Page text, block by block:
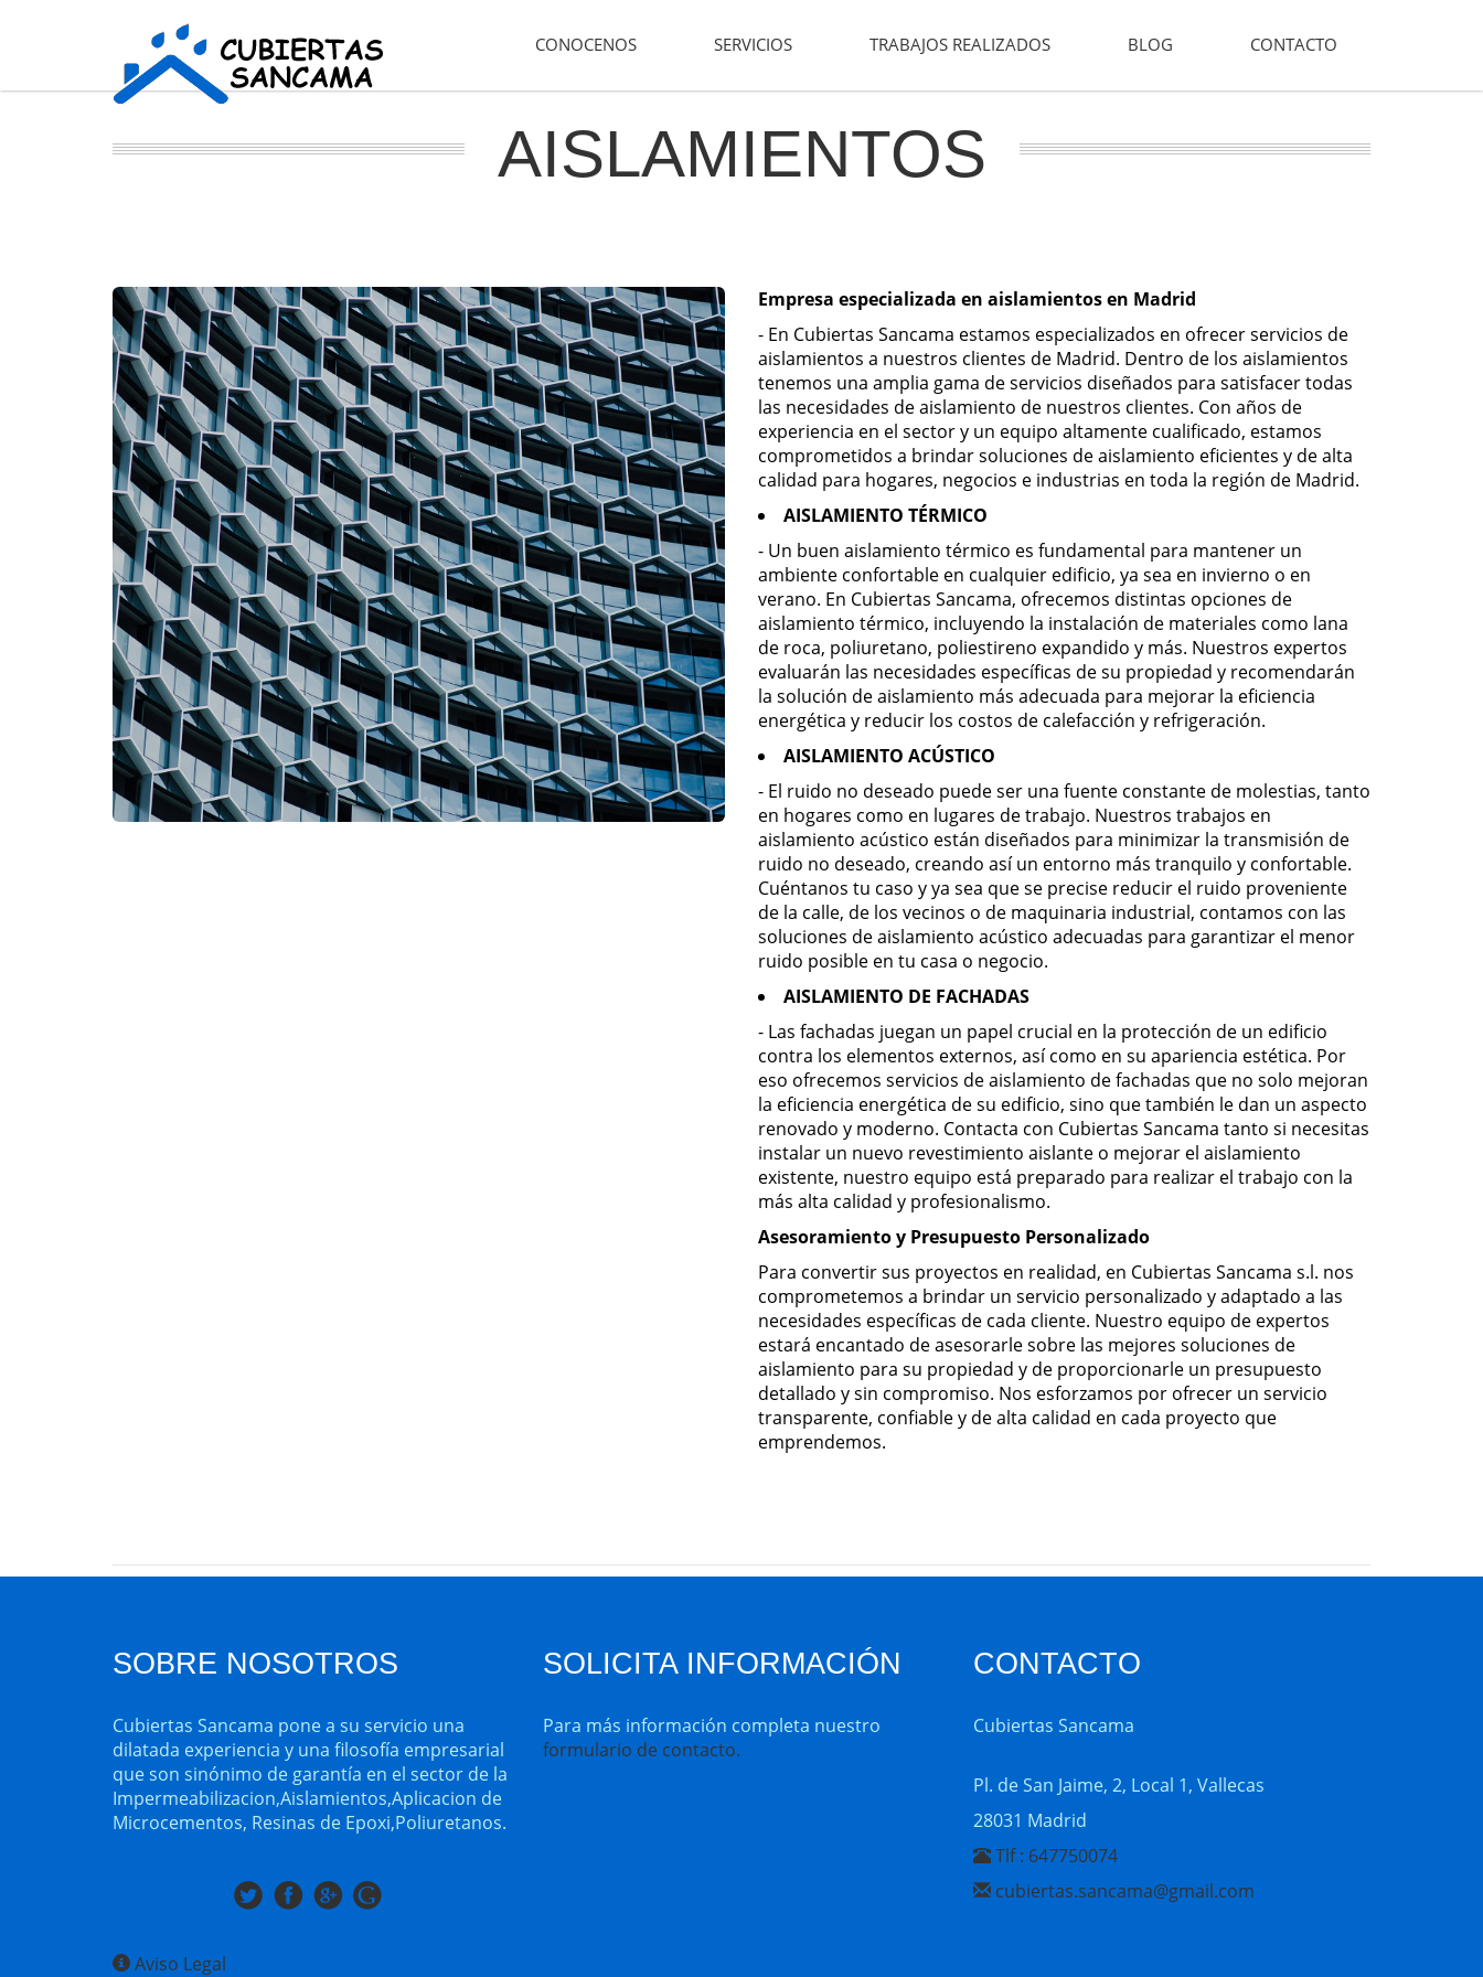
CONOCENOS SERVICIOS TRABAJOS REALIZADOS BLOG CONTACTO
AISLAMIENTOS
Empresa especializada en aislamientos en Madrid
- En Cubiertas Sancama estamos especializados en ofrecer servicios de
aislamientos a nuestros clientes de Madrid. Dentro de los aislamientos
tenemos una amplia gama de servicios diseñados para satisfacer todas
las necesidades de aislamiento de nuestros clientes. Con años de
experiencia en el sector y un equipo altamente cualificado, estamos
comprometidos a brindar soluciones de aislamiento eficientes y de alta
calidad para hogares, negocios e industrias en toda la región de Madrid.
AISLAMIENTO TÉRMICO
- Un buen aislamiento térmico es fundamental para mantener un
ambiente confortable en cualquier edificio, ya sea en invierno o en
verano. En Cubiertas Sancama, ofrecemos distintas opciones de
aislamiento térmico, incluyendo la instalación de materiales como lana
de roca, poliuretano, poliestireno expandido y más. Nuestros expertos
evaluarán las necesidades específicas de su propiedad y recomendarán
la solución de aislamiento más adecuada para mejorar la eficiencia
energética y reducir los costos de calefacción y refrigeración.
AISLAMIENTO ACÚSTICO
- El ruido no deseado puede ser una fuente constante de molestias, tanto
en hogares como en lugares de trabajo. Nuestros trabajos en
aislamiento acústico están diseñados para minimizar la transmisión de
ruido no deseado, creando así un entorno más tranquilo y confortable.
Cuéntanos tu caso y ya sea que se precise reducir el ruido proveniente
de la calle, de los vecinos o de maquinaria industrial, contamos con las
soluciones de aislamiento acústico adecuadas para garantizar el menor
ruido posible en tu casa o negocio.
AISLAMIENTO DE FACHADAS
- Las fachadas juegan un papel crucial en la protección de un edificio
contra los elementos externos, así como en su apariencia estética. Por
eso ofrecemos servicios de aislamiento de fachadas que no solo mejoran
la eficiencia energética de su edificio, sino que también le dan un aspecto
renovado y moderno. Contacta con Cubiertas Sancama tanto si necesitas
instalar un nuevo revestimiento aislante o mejorar el aislamiento
existente, nuestro equipo está preparado para realizar el trabajo con la
más alta calidad y profesionalismo.
Asesoramiento y Presupuesto Personalizado
Para convertir sus proyectos en realidad, en Cubiertas Sancama s.l. nos
comprometemos a brindar un servicio personalizado y adaptado a las
necesidades específicas de cada cliente. Nuestro equipo de expertos
estará encantado de asesorarle sobre las mejores soluciones de
aislamiento para su propiedad y de proporcionarle un presupuesto
detallado y sin compromiso. Nos esforzamos por ofrecer un servicio
transparente, confiable y de alta calidad en cada proyecto que
emprendemos.
SOBRE NOSOTROS
Cubiertas Sancama pone a su servicio una
dilatada experiencia y una filosofía empresarial
que son sinónimo de garantía en el sector de la
Impermeabilizacion,Aislamientos,Aplicacion de
Microcementos, Resinas de Epoxi,Poliuretanos.
Aviso Legal
SOLICITA INFORMACIÓN
Para más información completa nuestro
formulario de contacto.
CONTACTO
Cubiertas Sancama
Pl. de San Jaime, 2, Local 1, Vallecas
28031 Madrid
Tlf : 647750074
cubiertas.sancama@gmail.com